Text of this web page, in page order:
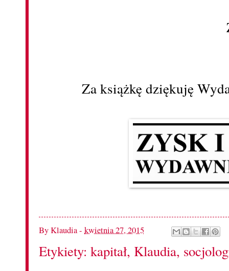
Za książkę dziękuję
ByKlaudia- kwietnia 27, 2015
Etykiety: kapitał, Klaudia,